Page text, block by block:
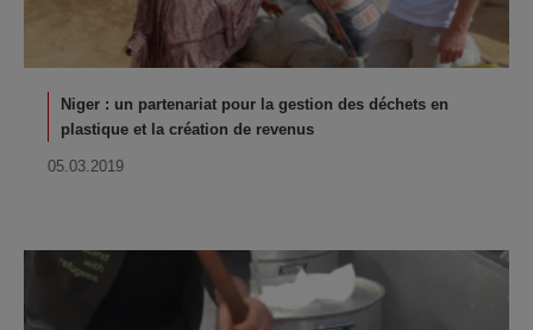
Niger : un partenariat pour la gestion des déchets en
plastique et la création de revenus
05.03.2019